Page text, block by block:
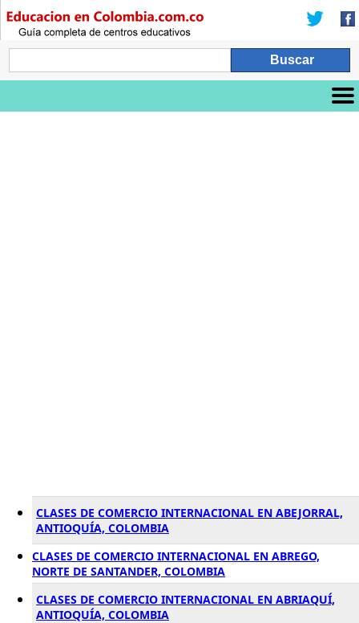
CLASES DE COMERCIO INTERNACIONAL EN ABEJORRAL,
ANTIOQUÍA, COLOMBIA
CLASES DE COMERCIO INTERNACIONAL EN ABREGO,
NORTE DE SANTANDER, COLOMBIA
CLASES DE COMERCIO INTERNACIONAL EN ABRIAQUÍ,
ANTIOQUÍA, COLOMBIA